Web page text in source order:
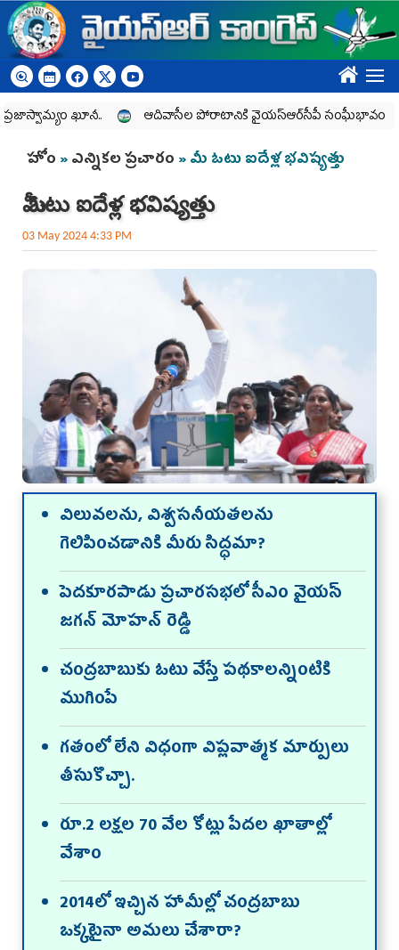
Skip to main content
????
ఖూనీ.. ఆదివాసీల పోరాటానికి వైయ‌స్ఆర్‌సీపీ సంఘీభావం
You are here
హోం »ఎన్నికల ప్రచారం » మీ ఓటు ఐదేళ్ల భవిష్యత్తు
మీ ఓటు ఐదేళ్ల భవిష్యత్తు
03 May 2024 4:33 PM
విలువలను, విశ్వసనీయతలను
గెలిపించడానికి మీరు సిద్ధమా?
పెద‌కూర‌పాడు ప్ర‌చార‌స‌భ‌లో సీఎం వైయ‌స్
జ‌గ‌న్ మోహ‌న్ రెడ్డి
చంద్రబాబుకు ఓటు వేస్తే పథకాలన్నింటికి
ముగింపే
గతంలో లేని విధంగా విప్లవాత్మక మార్పులు
తీసుకొచ్చా.
రూ.2 లక్షల 70 వేల కోట్లు పేదల ఖాతాల్లో
వేశాం
2014లో ఇచ్చిన హామీల్లో చంద్ర‌బాబు
ఒక్కటైనా అమలు చేశారా?